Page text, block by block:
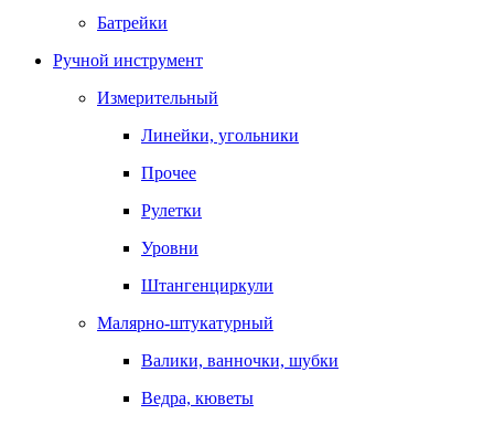
Батрейки
Ручной инструмент
Измерительный
Линейки, угольники
Прочее
Рулетки
Уровни
Штангенциркули
Малярно-штукатурный
Валики, ванночки, шубки
Ведра, кюветы